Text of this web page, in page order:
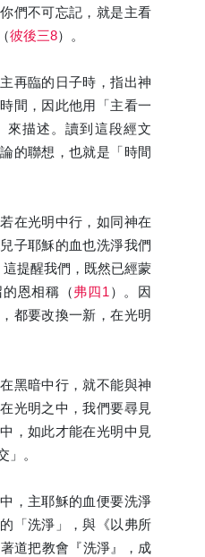
們不可忘記，就是主看
彼後三8）。
再臨的日子時，指出神
間，因此他用「主看一
來描述。讀到這段經文
的聯想，也就是「時間
在光明中行，如同神在
子耶穌的血也洗淨我們
這提醒我們，既然已經蒙
恩相稱（弗四1）。因
都要改換一新，在光明
黑暗中行，就不能與神
光明之中，我們要尋見
，如此才能在光明中見
」。
，主耶穌的血便要洗淨
「洗淨」，與《以弗所
道把教會『洗淨』，成